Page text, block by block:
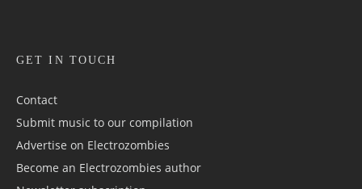
GET IN TOUCH
Contact
Submit music to our compilation
Advertise on Electrozombies
Become an Electrozombies author